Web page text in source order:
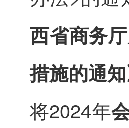
西省商务
措施的通
将2024年